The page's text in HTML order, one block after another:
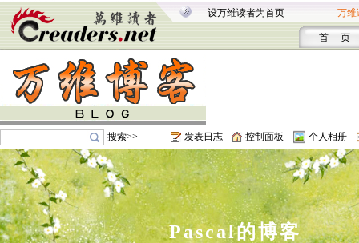
设万维读者为首页 万维
首 页
搜索>> 发表日志 控制面板 个人相册
Pascal的博客